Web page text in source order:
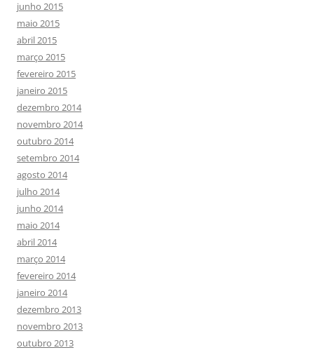
junho 2015
maio 2015
abril 2015
março 2015
fevereiro 2015
janeiro 2015
dezembro 2014
novembro 2014
outubro 2014
setembro 2014
agosto 2014
julho 2014
junho 2014
maio 2014
abril 2014
março 2014
fevereiro 2014
janeiro 2014
dezembro 2013
novembro 2013
outubro 2013